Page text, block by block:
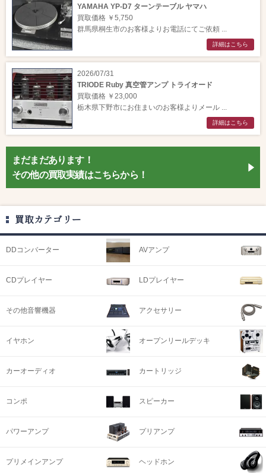
YAMAHA YP-D7 ターンテーブル ヤマハ
買取価格 ￥5,750
群馬県桐生市のお客様よりお電話にてご依頼 ...
詳細はこちら
2026/07/31
TRIODE Ruby 真空管アンプ トライオード
買取価格 ￥23,000
栃木県下野市にお住まいのお客様よりメール ...
詳細はこちら
まだまだあります！
その他の買取実績はこちらから！
買取カテゴリー
DDコンバーター AVアンプ
CDプレイヤー LDプレイヤー
その他音響機器 アクセサリー
イヤホン オープンリールデッキ
カーオーディオ カートリッジ
コンポ スピーカー
パワーアンプ プリアンプ
プリメインアンプ ヘッドホン